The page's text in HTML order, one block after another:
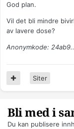
God plan.
Vil det bli mindre
av lavere dose?
Anonymkode:
Siter
Bli med i
Du kan publisere